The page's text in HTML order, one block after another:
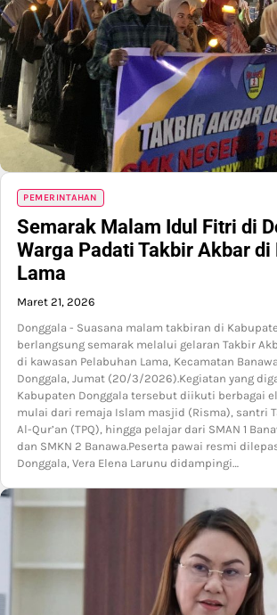
PEMERINTAHAN
Semarak Malam Idul Fitri di
Warga Padati Takbir Akbar di
Lama
Maret 21, 2026
Donggala - Suasana malam takbiran di
berlangsung semarak melalui gelaran Takbir
di kawasan Pelabuhan Lama, Kecamatan
Donggala, Jumat (20/3/2026).Kegiatan yang
Kabupaten Donggala tersebut diikuti berbagai
mulai dari remaja Islam masjid (Risma), santri
Al-Qur’an (TPQ), hingga pelajar dari SMAN 1
dan SMKN 2 Banawa.Peserta pawai resmi
Donggala, Vera Elena Larunu didampingi…